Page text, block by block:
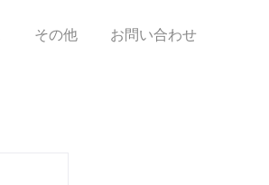
その他 お問い合わせ